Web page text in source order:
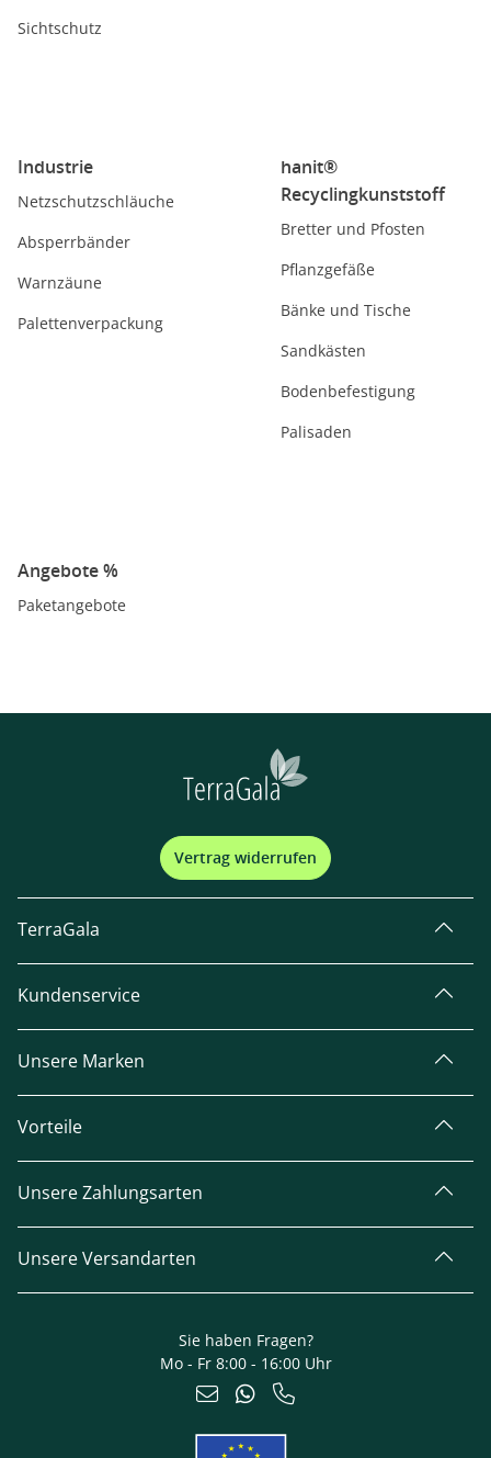
Sichtschutz
Industrie
Netzschutzschläuche
Absperrbänder
Warnzäune
Palettenverpackung
hanit®
Recyclingkunststoff
Bretter und Pfosten
Pflanzgefäße
Bänke und Tische
Sandkästen
Bodenbefestigung
Palisaden
Angebote %
Paketangebote
Vertrag widerrufen
TerraGala
Kundenservice
Unsere Marken
Vorteile
Unsere Zahlungsarten
Unsere Versandarten
Sie haben Fragen?
Mo - Fr 8:00 - 16:00 Uhr